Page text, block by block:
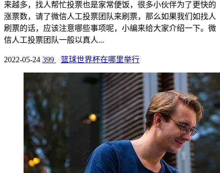
来越多，找人帮忙投票也是家常便饭，很多小伙伴为了更快的
涨票数，请了微信人工投票团队来刷票，那么如果我们如找人
刷票的话，应该注意哪些事项呢，小编来给大家介绍一下。微
信人工投票团队一般以真人...
2022-05-24 399 篮球世界杯在哪里举行